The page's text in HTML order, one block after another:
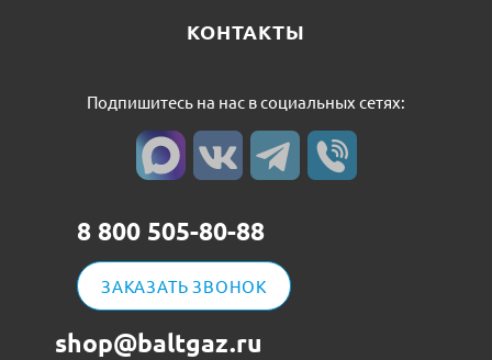
КОНТАКТЫ
Подпишитесь на нас в социальных сетях:
8 800 505-80-88
ЗАКАЗАТЬ ЗВОНОК
shop@baltgaz.ru